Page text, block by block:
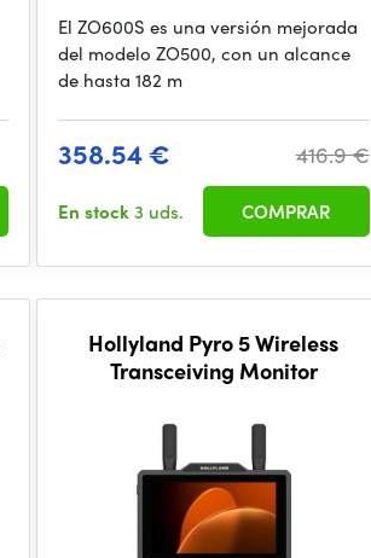
El ZO600S es una versión mejorada
del modelo ZO500, con un alcance
de hasta 182 m
358.54 € 416.9 €
En stock3 uds. COMPRAR
Hollyland Pyro 5 Wireless
Transceiving Monitor